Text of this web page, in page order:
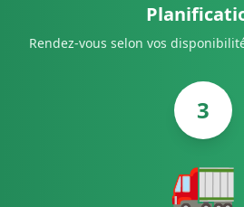
Rendez-vous selon vos
3
🚛